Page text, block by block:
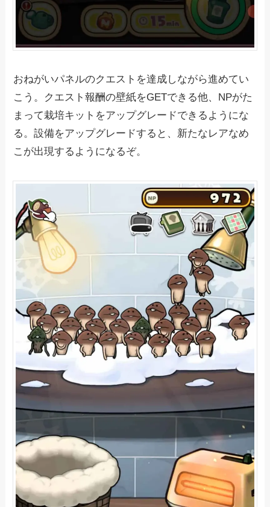
おねがいパネルのクエストを達成しながら進めてい
こう。クエスト報酬の壁紙をGETできる他、NPがた
まって栽培キットをアップグレードできるようにな
る。設備をアップグレードすると、新たなレアなめ
こが出現するようになるぞ。